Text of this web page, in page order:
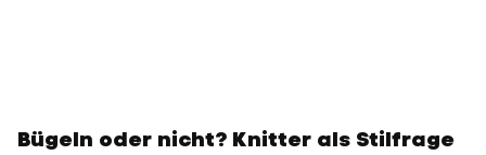
Bügeln oder nicht? Knitter als Stilfrage